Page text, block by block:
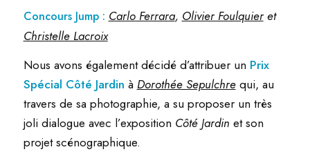
Concours Jump : Carlo Ferrara, Olivier Foulquieret
Christelle Lacroix
Nous avons également décidé d’attribuer un Prix
Spécial Côté Jardin à Dorothée Sepulchrequi, au
travers de sa photographie, a su proposer un très
joli dialogue avec l’exposition Côté Jardin et son
projet scénographique.